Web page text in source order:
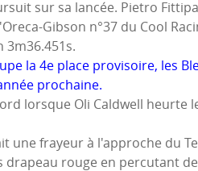
sur sa lancée. Pietro
Gibson n°37 du Cool
3m36.451s.
la 4e place provisoire, les
prochaine.
lorsque Oli Caldwell
une frayeur à l'approche du
rouge en percutant